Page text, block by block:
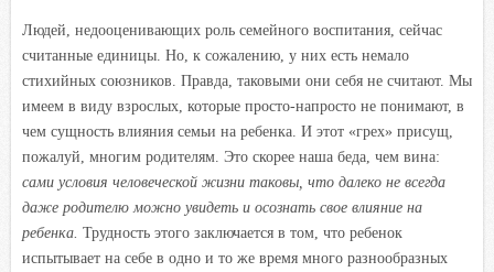
Людей, недооценивающих роль семейного воспитания, сейчас
считанные единицы. Но, к сожалению, у них есть немало
стихийных союзников. Правда, таковыми они себя не считают. Мы
имеем в виду взрослых, которые просто-напросто не понимают, в
чем сущность влияния семьи на ребенка. И этот «грех» присущ,
пожалуй, многим родителям. Это скорее наша беда, чем вина:
сами условия человеческой жизни таковы, что далеко не всегда
даже родителю можно увидеть и осознать свое влияние на
ребенка. Трудность этого заключается в том, что ребенок
испытывает на себе в одно и то же время много разнообразных